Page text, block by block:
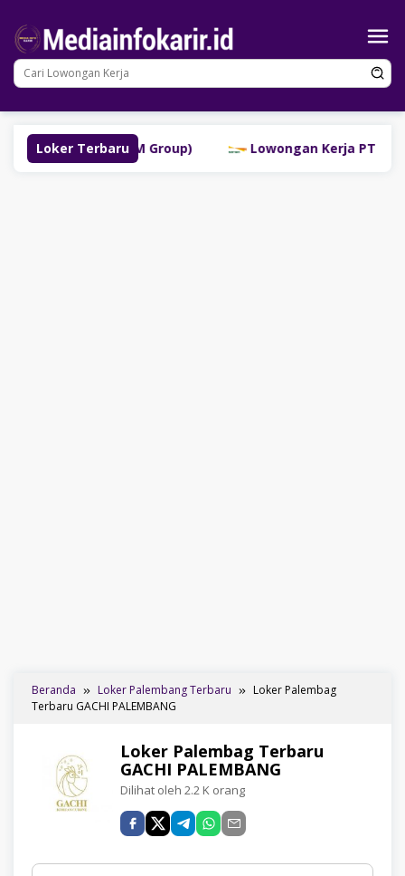
konten
Loker Terbaru
(SM Group) Lowongan Kerja PT Bank
Beranda Loker Palembang Terbaru
Loker Palembag
Terbaru GACHI PALEMBANG
Loker Palembag Terbaru
GACHI PALEMBANG
Dilihat oleh 2.2 K orang